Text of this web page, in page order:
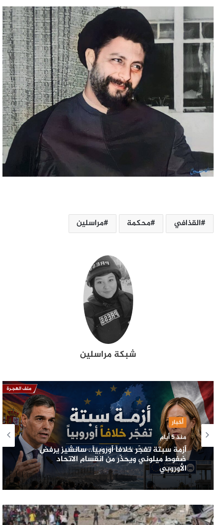
القذافي محكمة مراسلين
شبكة مراسلين
أخبار
منذ 5 أيام
أزمة سبتة تفجّر خلافاً أوروبياً.. سانشيز يرفض
ضغوط ميلوني ويحذّر من انقسام الاتحاد
الأوروبي